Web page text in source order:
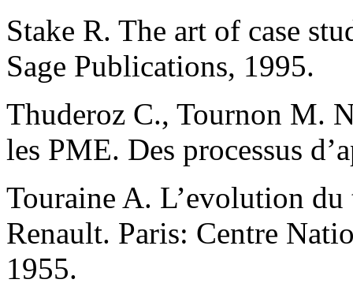
Stake R. The art of case
Sage Publications, 1995.
Thuderoz C., Tournon M.
les PME. Des processus
Touraine A. L’evolution
Renault. Paris: Centre
1955.